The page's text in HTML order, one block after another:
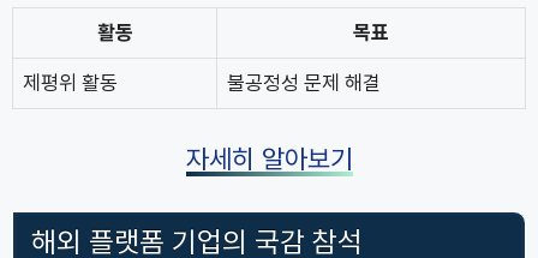
활동 목표
제평위 활동 불공정성 문제 해결
자세히 알아보기
해외 플랫폼 기업의 국감 참석